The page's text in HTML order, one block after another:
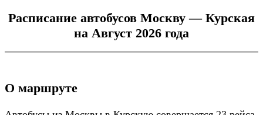
Расписание автобусов Москву — Курская
на Август 2026 года
О маршруте